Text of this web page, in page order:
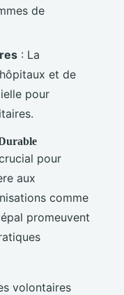
de
: La
et de
pour
pour
aux
comme
promeuvent
volontaires